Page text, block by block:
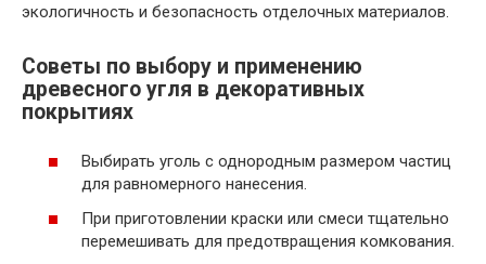
экологичность и безопасность отделочных материалов.
Советы по выбору и применению
древесного угля в декоративных
покрытиях
Выбирать уголь с однородным размером частиц
для равномерного нанесения.
При приготовлении краски или смеси тщательно
перемешивать для предотвращения комкования.